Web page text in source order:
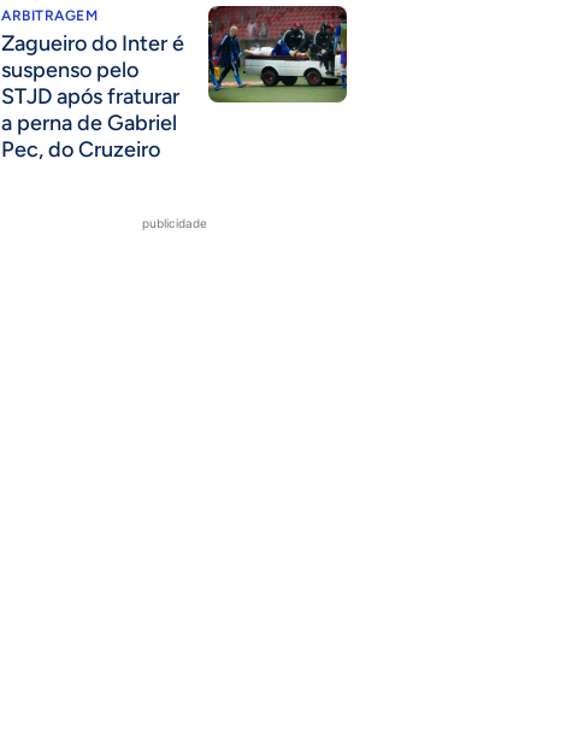
ARBITRAGEM
Zagueiro do Inter é
suspenso pelo
STJD após fraturar
a perna de Gabriel
Pec, do Cruzeiro
publicidade